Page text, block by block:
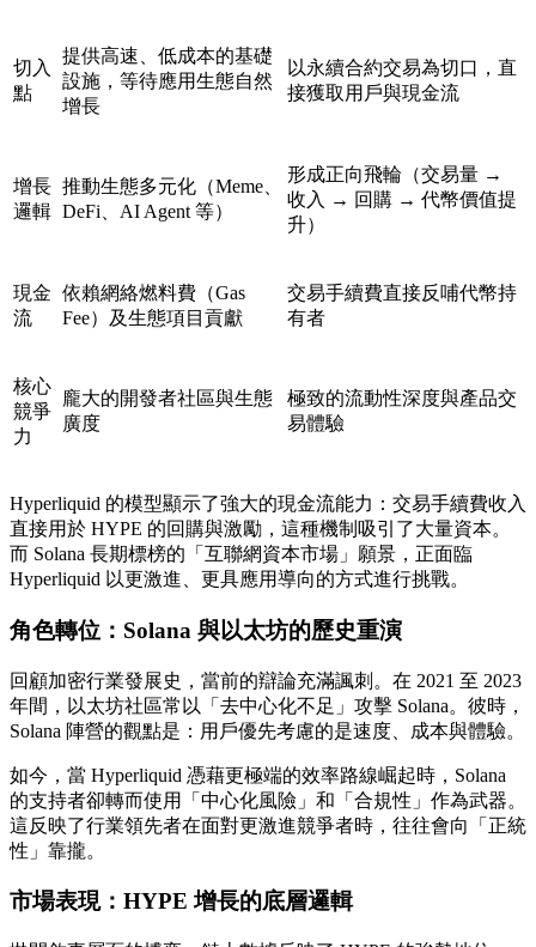
切入
點
提供高速、低成本的基礎
設施，等待應用生態自然
增長
以永續合約交易為切口，直
接獲取用戶與現金流
增長
邏輯
推動生態多元化（Meme、
DeFi、AI Agent 等）
形成正向飛輪（交易量 →
收入 → 回購 → 代幣價值提
升）
現金
流
依賴網絡燃料費（Gas
Fee）及生態項目貢獻
交易手續費直接反哺代幣持
有者
核心
競爭
力
龐大的開發者社區與生態
廣度
極致的流動性深度與產品交
易體驗
Hyperliquid 的模型顯示了強大的現金流能力：交易手續費收入
直接用於 HYPE 的回購與激勵，這種機制吸引了大量資本。
而 Solana 長期標榜的「互聯網資本市場」願景，正面臨
Hyperliquid 以更激進、更具應用導向的方式進行挑戰。
角色轉位：Solana 與以太坊的歷史重演
回顧加密行業發展史，當前的辯論充滿諷刺。在 2021 至 2023
年間，以太坊社區常以「去中心化不足」攻擊 Solana。彼時，
Solana 陣營的觀點是：用戶優先考慮的是速度、成本與體驗。
如今，當 Hyperliquid 憑藉更極端的效率路線崛起時，Solana
的支持者卻轉而使用「中心化風險」和「合規性」作為武器。
這反映了行業領先者在面對更激進競爭者時，往往會向「正統
性」靠攏。
市場表現：HYPE 增長的底層邏輯